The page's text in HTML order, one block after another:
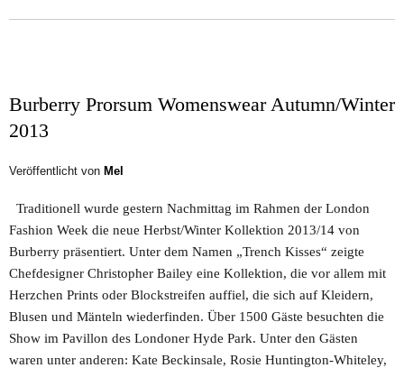
Burberry Prorsum Womenswear Autumn/Winter
2013
Veröffentlicht von Mel
Traditionell wurde gestern Nachmittag im Rahmen der London
Fashion Week die neue Herbst/Winter Kollektion 2013/14 von
Burberry präsentiert. Unter dem Namen „Trench Kisses“ zeigte
Chefdesigner Christopher Bailey eine Kollektion, die vor allem mit
Herzchen Prints oder Blockstreifen auffiel, die sich auf Kleidern,
Blusen und Mänteln wiederfinden. Über 1500 Gäste besuchten die
Show im Pavillon des Londoner Hyde Park. Unter den Gästen
waren unter anderen: Kate Beckinsale, Rosie Huntington-Whiteley,